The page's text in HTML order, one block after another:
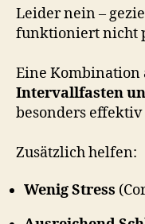
Leider nein –
funktioniert nicht
Eine Kombination
Intervallfasten
besonders effektiv
Zusätzlich helfen:
Wenig Stress